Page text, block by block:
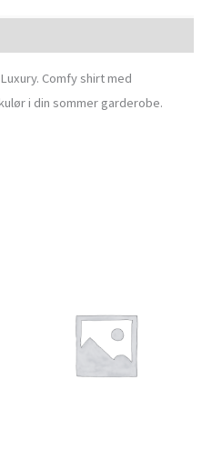
Comfy shirt med
i din sommer garderobe.